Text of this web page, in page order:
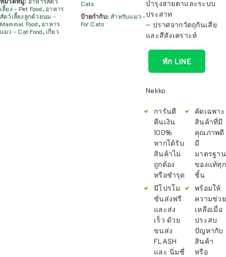
เลี้ยง - Pet Food, อาหาร
สัตว์เลี้ยงลูกด้วยนม -
Mammal Food, อาหาร
แมว - Cat Food, เกี่ยว
Cats
ป้ายกำกับ:สำหรับแมว -
For Cats
บำรุงสายตาและระบบ
ประสาท
– ปราศจากวัตถุกันเสีย
และสีสังเคราะห์
ทัก LINE
Nekko
การันตี
คืนเงิน
100%
หากได้รับ
สินค้าไม่
ถูกต้อง
หรือชำรุด
มีโปรโม
ชั่นส่งฟรี
และส่ง
เร็ว ด้วย
ขนส่ง
FLASH
และ นิ่มซี่
คัดเฉพาะ
สินค้าที่มี
คุณภาพดี
มี
มาตรฐาน
ของแท้ทุก
ชิ้น
พร้อมให้
ความช่วย
เหลือเมื่อ
ประสบ
ปัญหากับ
สินค้า
หรือ